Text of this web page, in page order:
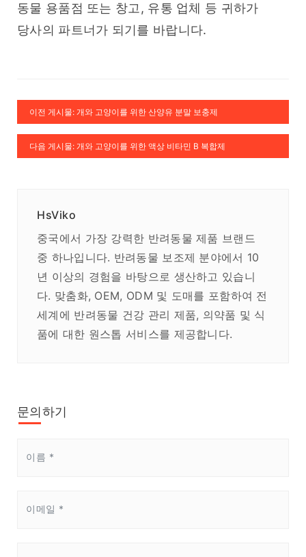
동물 용품점 또는 창고, 유통 업체 등 귀하가
당사의 파트너가 되기를 바랍니다.
이전 게시물: 개와 고양이를 위한 산양유 분말 보충제
다음 게시물: 개와 고양이를 위한 액상 비타민 B 복합제
HsViko
중국에서 가장 강력한 반려동물 제품 브랜드
중 하나입니다. 반려동물 보조제 분야에서 10
년 이상의 경험을 바탕으로 생산하고 있습니
다. 맞춤화, OEM, ODM 및 도매를 포함하여 전
세계에 반려동물 건강 관리 제품, 의약품 및 식
품에 대한 원스톱 서비스를 제공합니다.
문의하기